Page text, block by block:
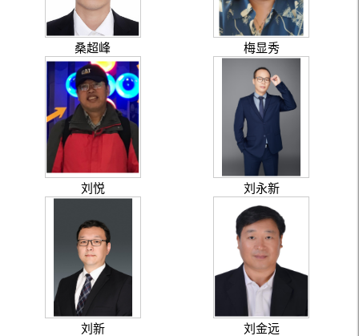
桑超峰 梅显秀
刘悦 刘永新
刘新 刘金远